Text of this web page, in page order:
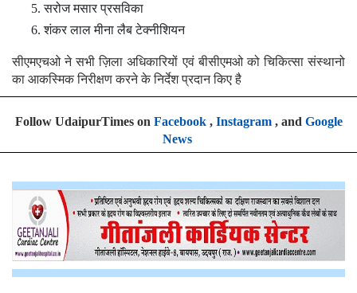
सरोज मसार प्रसविका
शंकर लाल मीना लैब टेक्नीशियन
सीएमएचओ ने सभी ज़िला अधिकारियों एवं बीसीएमओ को चिकित्सा संस्थानो
का आकस्मिक निरीक्षण करने के निर्देश प्रदान किए है
Follow UdaipurTimes on Facebook, Instagram, and Google
News